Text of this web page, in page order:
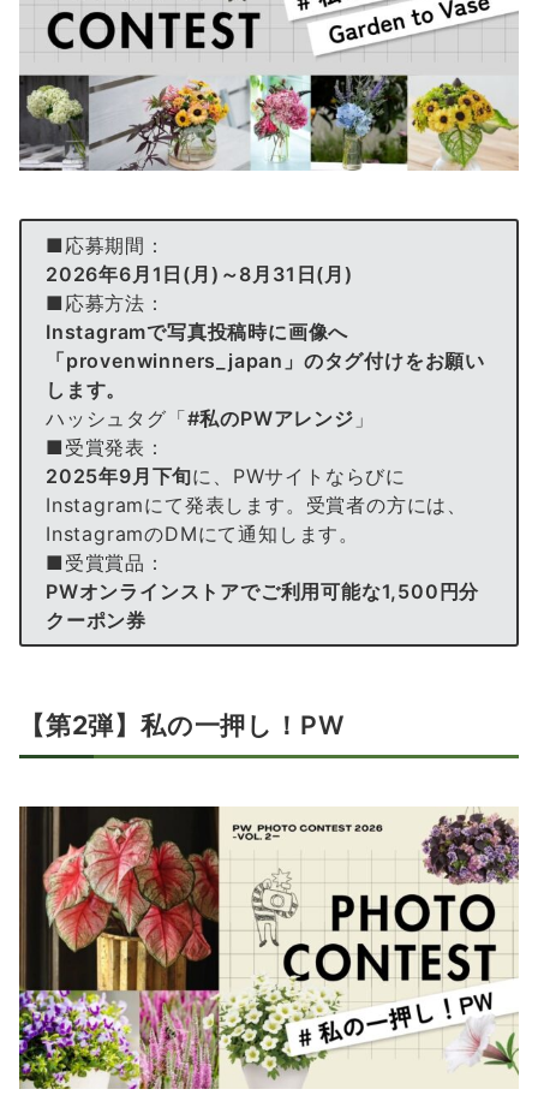
■応募期間：
2026年6月1日(月)～8月31日(月)
■応募方法：
Instagramで写真投稿時に画像へ
「provenwinners_japan」 のタグ付けをお願い
します。
ハッシュタグ「#私のPWアレンジ 」
■受賞発表：
2025年9月下旬に、PWサイトならびに
Instagramにて発表します。受賞者の方には、
InstagramのDMにて通知します。
■受賞賞品：
PWオンラインストアでご利用可能な1,500円分
クーポン券
【第2弾】 私の一押し！PW